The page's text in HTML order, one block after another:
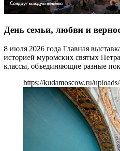
День семьи, любви и
8 июля 2026 года Главная
историей муромских святых
классы, объединяющие разные
https://kudamoscow.ru/